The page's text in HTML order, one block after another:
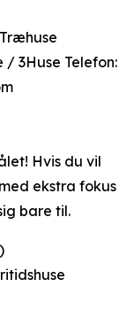
3Huse Telefon:
Hvis du vil
ekstra fokus
bare til.